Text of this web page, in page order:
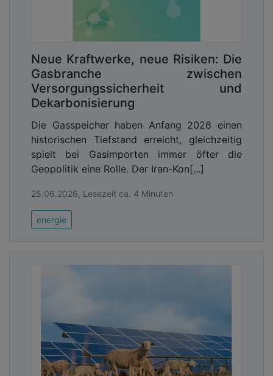
Neue Kraftwerke, neue Risiken: Die
Gasbranche zwischen
Versorgungssicherheit und
Dekarbonisierung
Die Gasspeicher haben Anfang 2026 einen
historischen Tiefstand erreicht, gleichzeitig
spielt bei Gasimporten immer öfter die
Geopolitik eine Rolle. Der Iran-Kon[...]
25.06.2026, Lesezeit ca. 4 Minuten
energie